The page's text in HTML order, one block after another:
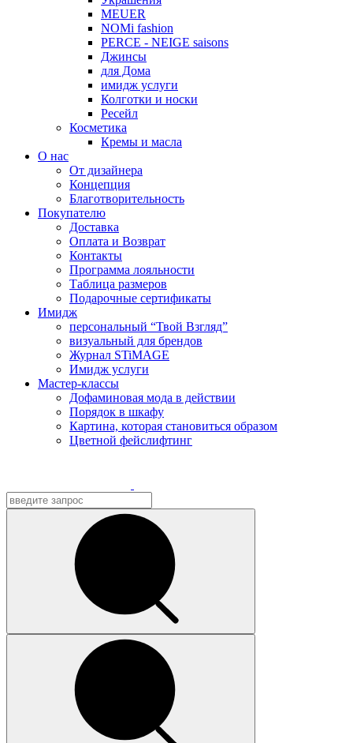
MEUER
NOMi fashion
PERCE - NEIGE saisons
Джинсы
для Дома
имидж услуги
Колготки и носки
Ресейл
Косметика
Кремы и масла
О нас
От дизайнера
Концепция
Благотворительность
Покупателю
Доставка
Оплата и Возврат
Контакты
Программа лояльности
Таблица размеров
Подарочные сертификаты
Имидж
персональный “Твой Взгляд”
визуальный для брендов
Журнал STiMAGE
Имидж услуги
Мастер-классы
Дофаминовая мода в действии
Порядок в шкафу
Картина, которая становиться образом
Цветной фейслифтинг